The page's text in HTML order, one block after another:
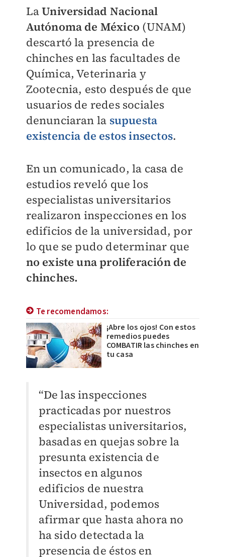
LaUniversidad Nacional
Autónoma de México (UNAM)
descartó la presencia de
chinches en las facultades de
Química, Veterinaria y
Zootecnia, esto después de que
usuarios de redes sociales
denunciaran la supuesta
existencia de estos insectos.
En un comunicado, la casa de
estudios reveló que los
especialistas universitarios
realizaron inspecciones en los
edificios de la universidad, por
lo que se pudo determinar que
no existe una proliferación de
chinches.
Te recomendamos:
¡Abre los ojos! Con estos
remedios puedes
COMBATIR las chinches en
tu casa
“De las inspecciones
practicadas por nuestros
especialistas universitarios,
basadas en quejas sobre la
presunta existencia de
insectos en algunos
edificios de nuestra
Universidad, podemos
afirmar que hasta ahora no
ha sido detectada la
presencia de éstos en